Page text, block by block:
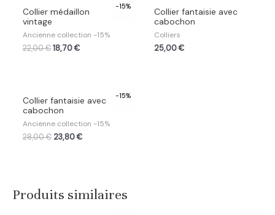
-15%
Collier médaillon
vintage
Ancienne collection -15%
22,00€ 18,70€
Collier fantaisie avec
cabochon
Colliers
25,00€
-15%
Collier fantaisie avec
cabochon
Ancienne collection -15%
28,00€ 23,80€
Produits similaires